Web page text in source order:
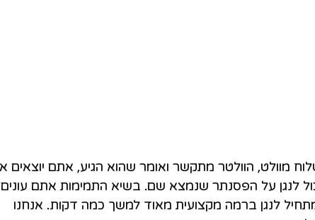
מוולט, הוולטר מתקשר ואומר שהוא הגיע, אתם יוצאים
לנגן על הפסנתר שנמצא שם. בשיא התמימות אתם
מתחיל לנגן ברמה מקצועית מאוד למשך כמה דקות. אנחנו